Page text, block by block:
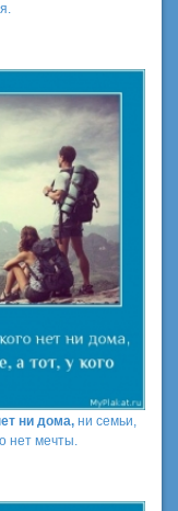
ни дома,ни семьи,
нет мечты.